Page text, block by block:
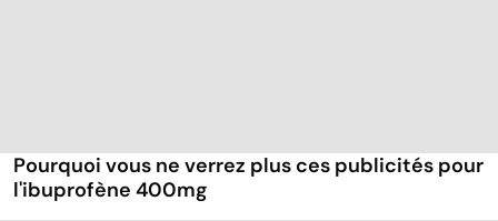
Pourquoi vous ne verrez plus ces publicités pour
l'ibuprofène 400mg